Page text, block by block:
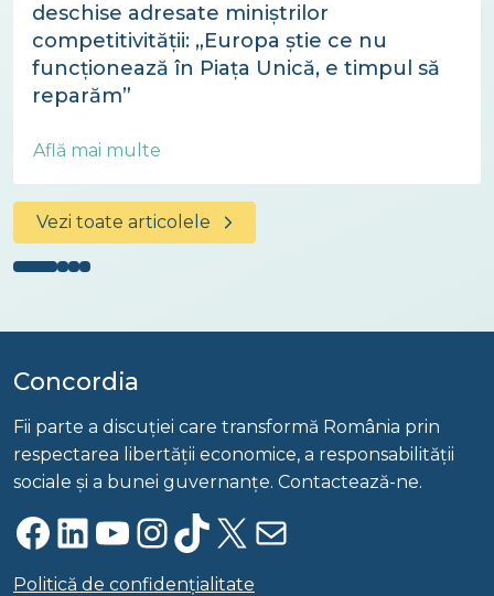
deschise adresate miniștrilor
competitivității: „Europa știe ce nu
funcționează în Piața Unică, e timpul să
reparăm”
Află mai multe
Vezi toate articolele
Concordia
Fii parte a discuției care transformă România prin
respectarea libertății economice, a responsabilității
sociale și a bunei guvernanțe. Contactează-ne.
Facebook LinkedIn YouTube InstagramTikTok X Mail
Politică de confidențialitate